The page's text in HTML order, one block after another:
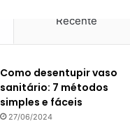
Recente
Como desentupir vaso
sanitário: 7 métodos
simples e fáceis
27/06/2024